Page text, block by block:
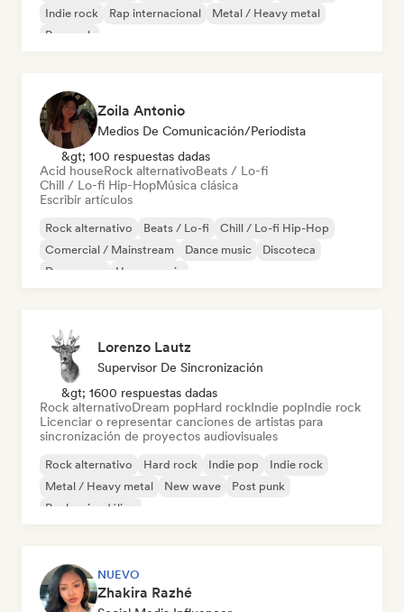
Indie rock
Rap internacional
Metal / Heavy metal
Pop rock
Zoila Antonio
Medios De Comunicación/Periodista
&gt; 100 respuestas dadas
Acid houseRock alternativoBeats / Lo-fi
Chill / Lo-fi Hip-HopMúsica clásica
Escribir artículos
Rock alternativo Beats / Lo-fi
Chill / Lo-fi Hip-Hop
Comercial / Mainstream
Dance music
Discoteca
Dream pop
House music
Lorenzo Lautz
Supervisor De Sincronización
&gt; 1600 respuestas dadas
Rock alternativoDream popHard rockIndie popIndie rock
Licenciar o representar canciones de artistas para
sincronización de proyectos audiovisuales
Rock alternativo Hard rock Indie pop
Indie rock
Metal / Heavy metal
New wave
Post punk
Rock psicodélico
NUEVO
Zhakira Razhé